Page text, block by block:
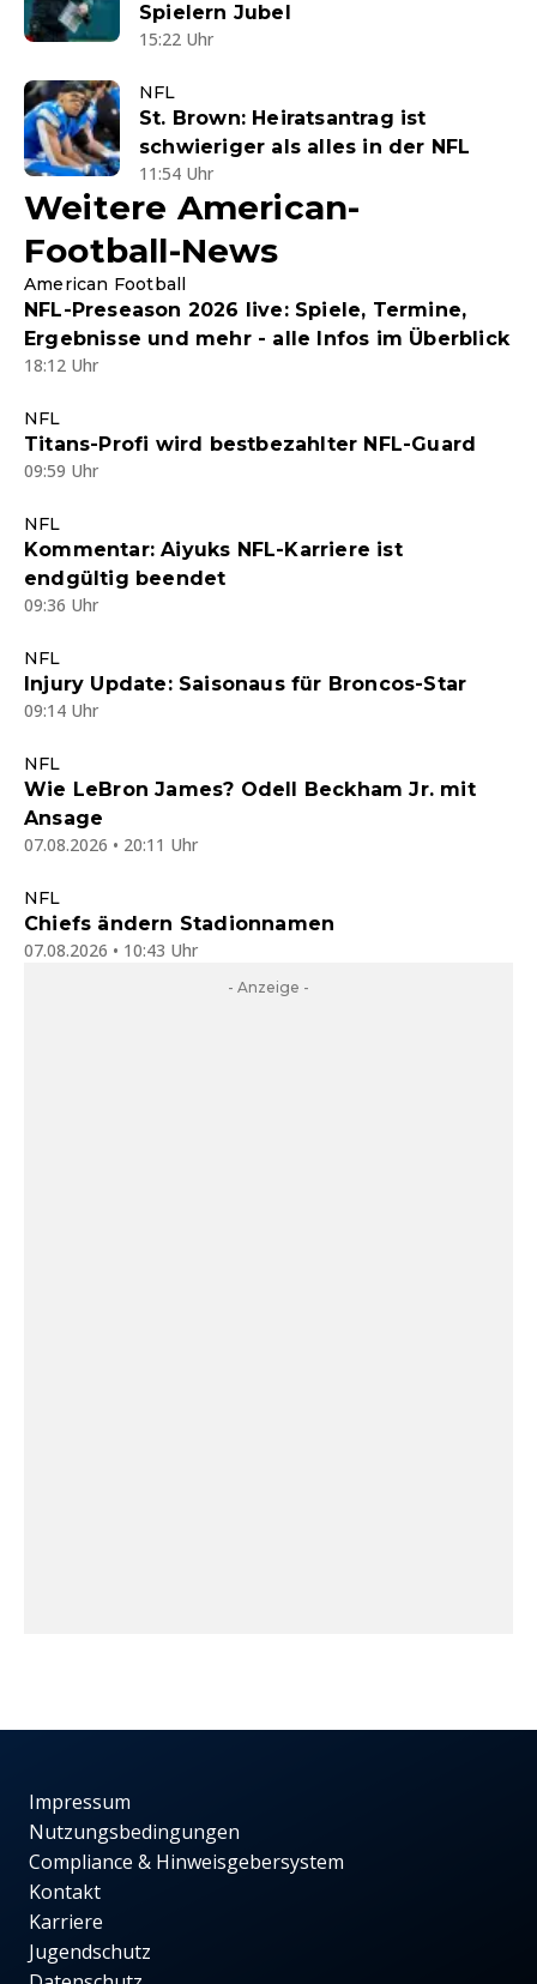
Spielern Jubel
15:22 Uhr
NFL
St. Brown: Heiratsantrag ist
schwieriger als alles in der NFL
11:54 Uhr
Weitere American-
Football-News
American Football
NFL-Preseason 2026 live: Spiele, Termine,
Ergebnisse und mehr - alle Infos im Überblick
18:12 Uhr
NFL
Titans-Profi wird bestbezahlter NFL-Guard
09:59 Uhr
NFL
Kommentar: Aiyuks NFL-Karriere ist
endgültig beendet
09:36 Uhr
NFL
Injury Update: Saisonaus für Broncos-Star
09:14 Uhr
NFL
Wie LeBron James? Odell Beckham Jr. mit
Ansage
07.08.2026 • 20:11 Uhr
NFL
Chiefs ändern Stadionnamen
07.08.2026 • 10:43 Uhr
- Anzeige -
Impressum
Nutzungsbedingungen
Compliance & Hinweisgebersystem
Kontakt
Karriere
Jugendschutz